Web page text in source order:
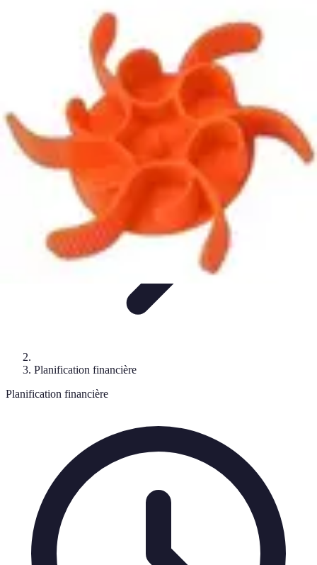
Plan Finance Perspective
Planification Financière
Planification
Évaluation et Ajustement Évaluation et Ajustement du Plan
Plan Finance Perspective
Planification financière
Planification financière